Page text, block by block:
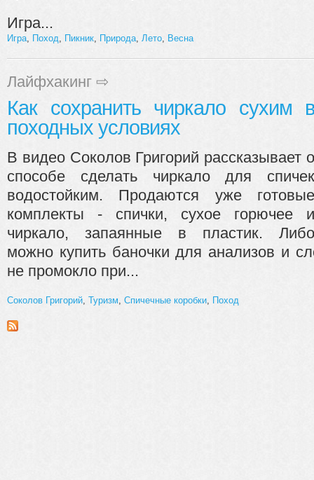
Игра...
Игра, Поход, Пикник, Природа, Лето, Весна
Лайфхакинг ⇨
Как сохранить чиркало сухим в
походных условиях
В видео Соколов Григорий рассказывает о
способе сделать чиркало для спичек
водостойким. Продаются уже готовые
комплекты - спички, сухое горючее и
чиркало, запаянные в пластик. Либо
можно купить баночки для анализов и
не промокло при...
Соколов Григорий Туризм Спичечные коробки Поход